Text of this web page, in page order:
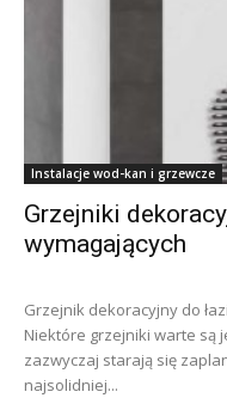
Instalacje wod-kan i grzewcze
Grzejniki
wymagających
Grzejnik dekoracyjny do
Niektóre grzejniki warte są
zazwyczaj starają się
najsolidniej...